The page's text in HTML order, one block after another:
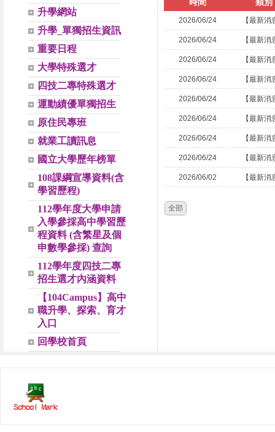
升學網站
升學_單獨招生資訊
重要日程
大學特殊選才
四技二專特殊選才
運動績優單獨招生
原住民專班
就業工讀訊息
國立大學歷年榜單
108課綱宣導資料(含
學習歷程)
112學年度大學申請
入學參採高中學習歷
程資料 (含繁星及個
申數學參採) 查詢
112學年度四技二專
招生選才內涵資料
【104Campus】高中
職升學、探索、育才
入口
回學校首頁
2026/06/24 【最新消
2026/06/24 【最新消
2026/06/24 【最新消
2026/06/24 【最新消
2026/06/24 【最新消
2026/06/24 【最新消
2026/06/24 【最新消
2026/06/24 【最新消
2026/06/02 【最新消
全部